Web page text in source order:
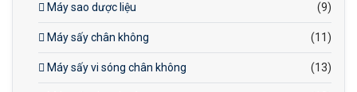
Máy sao dược liệu (9)
Máy sấy chân không (11)
Máy sấy vi sóng chân không (13)